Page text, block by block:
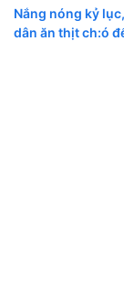
Nắng nóng kỷ
dân ăn thịt ch:ó